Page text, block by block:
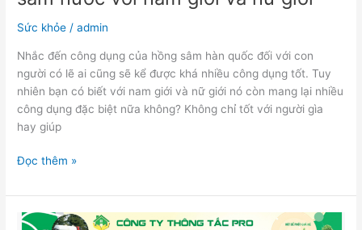
Sức khỏe /admin
Nhắc đến công dụng của hồng sâm hàn quốc đối với con
người có lẽ ai cũng sẽ kể được khá nhiều công dụng tốt. Tuy
nhiên bạn có biết với nam giới và nữ giới nó còn mang lại nhiều
công dụng đặc biệt nữa không? Không chỉ tốt với người gìa
hay giúp
Đọc thêm »
Những